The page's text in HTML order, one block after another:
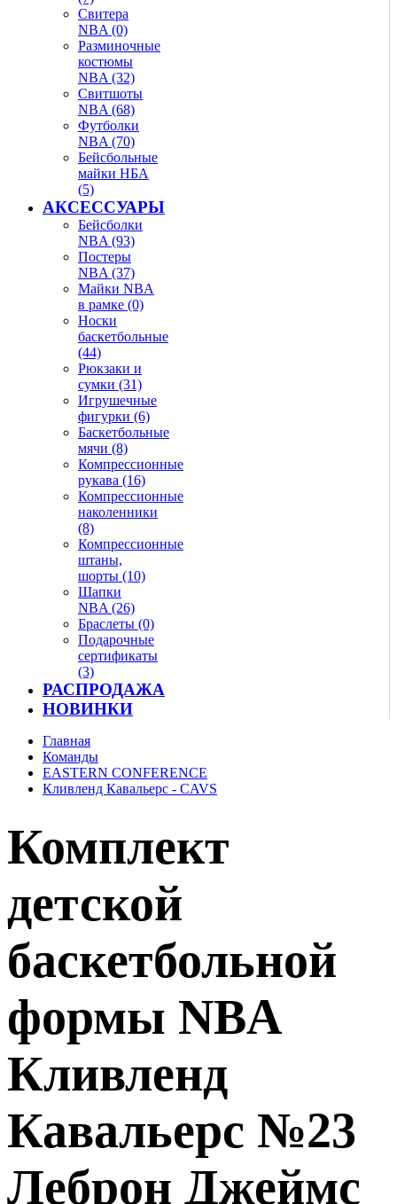
Свитера
NBA (0)
Разминочные
костюмы
NBA (32)
Свитшоты
NBA (68)
Футболки
NBA (70)
Бейсбольные
майки НБА
(5)
АКСЕССУАРЫ
Бейсболки
NBA (93)
Постеры
NBA (37)
Майки NBA
в рамке (0)
Носки
баскетбольные
(44)
Рюкзаки и
сумки (31)
Игрушечные
фигурки (6)
Баскетбольные
мячи (8)
Компрессионные
рукава (16)
Компрессионные
наколенники
(8)
Компрессионные
штаны,
шорты (10)
Шапки
NBA (26)
Браслеты (0)
Подарочные
сертификаты
(3)
РАСПРОДАЖА
НОВИНКИ
Главная
Команды
EASTERN CONFERENCE
Кливленд Кавальерс - CAVS
Комплект
детской
баскетбольной
формы NBA
Кливленд
Кавальерс №23
Леброн Джеймс